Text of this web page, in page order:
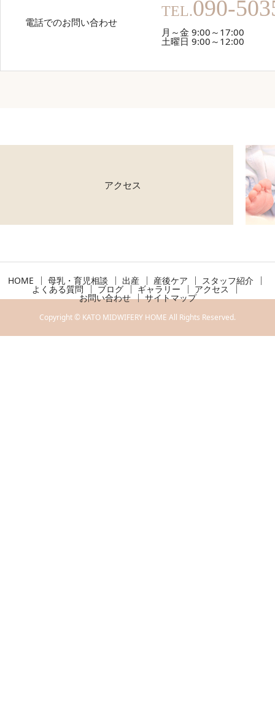
電話でのお問い合わせ
TEL.090-
月～金 9:00～17:00
土曜日 9:00～12:00
アクセス
HOME 母乳・育児相談 出産 産後ケア スタッフ紹介
よくある質問 ブログ ギャラリー アクセス
お問い合わせ サイトマップ
Copyright © KATO MIDWIFERY HOME All Rights Reserved.